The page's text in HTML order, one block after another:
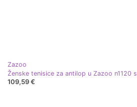
Zazoo
Ženske tenisice za antilop u Zazoo n1120
109,59 €